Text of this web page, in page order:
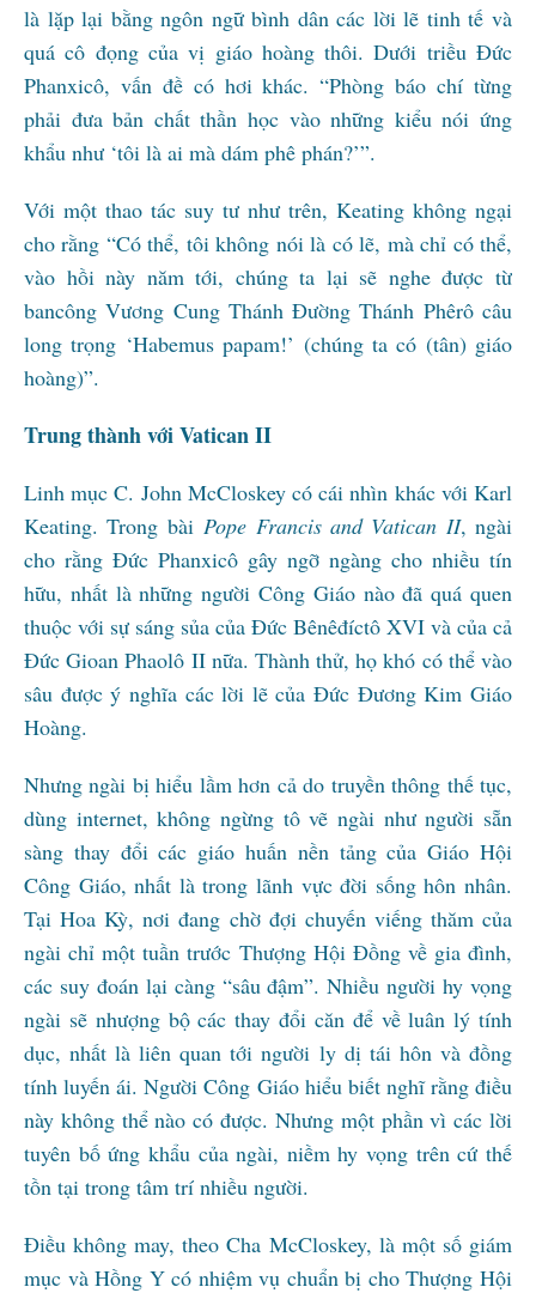
là lặp lại bằng ngôn ngữ bình dân các lời lẽ tinh tế và
quá cô đọng của vị giáo hoàng thôi. Dưới triều Đức
Phanxicô, vấn đề có hơi khác. “Phòng báo chí từng
phải đưa bản chất thần học vào những kiểu nói ứng
khẩu như ‘tôi là ai mà dám phê phán?’”.
Với một thao tác suy tư như trên, Keating không ngại
cho rằng “Có thể, tôi không nói là có lẽ, mà chỉ có thể,
vào hồi này năm tới, chúng ta lại sẽ nghe được từ
bancông Vương Cung Thánh Đường Thánh Phêrô câu
long trọng ‘Habemus papam!’ (chúng ta có (tân) giáo
hoàng)”.
Trung thành với Vatican II
Linh mục C. John McCloskey có cái nhìn khác với Karl
Keating. Trong bài Pope Francis and Vatican II, ngài
cho rằng Đức Phanxicô gây ngỡ ngàng cho nhiều tín
hữu, nhất là những người Công Giáo nào đã quá quen
thuộc với sự sáng sủa của Đức Bênêđíctô XVI và của cả
Đức Gioan Phaolô II nữa. Thành thử, họ khó có thể vào
sâu được ý nghĩa các lời lẽ của Đức Đương Kim Giáo
Hoàng.
Nhưng ngài bị hiểu lầm hơn cả do truyền thông thế tục,
dùng internet, không ngừng tô vẽ ngài như người sẵn
sàng thay đổi các giáo huấn nền tảng của Giáo Hội
Công Giáo, nhất là trong lãnh vực đời sống hôn nhân.
Tại Hoa Kỳ, nơi đang chờ đợi chuyến viếng thăm của
ngài chỉ một tuần trước Thượng Hội Đồng về gia đình,
các suy đoán lại càng “sâu đậm”. Nhiều người hy vọng
ngài sẽ nhượng bộ các thay đổi căn để về luân lý tính
dục, nhất là liên quan tới người ly dị tái hôn và đồng
tính luyến ái. Người Công Giáo hiểu biết nghĩ rằng điều
này không thể nào có được. Nhưng một phần vì các lời
tuyên bố ứng khẩu của ngài, niềm hy vọng trên cứ thế
tồn tại trong tâm trí nhiều người.
Điều không may, theo Cha McCloskey, là một số giám
mục và Hồng Y có nhiệm vụ chuẩn bị cho Thượng Hội